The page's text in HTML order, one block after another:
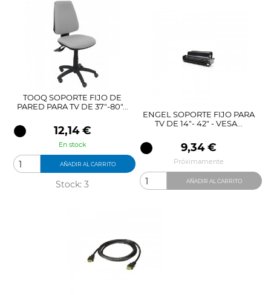
TOOQ SOPORTE FIJO DE
PARED PARA TV DE 37"-80"...
Precio
12,14 €
En stock
AÑADIR AL CARRITO
Stock: 3
ENGEL SOPORTE FIJO PARA
TV DE 14"- 42" - VESA...
Precio
9,34 €
Próximamente
AÑADIR AL CARRITO